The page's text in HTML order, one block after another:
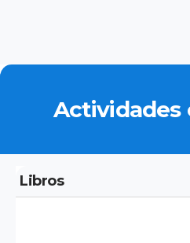
Actividades
Libros